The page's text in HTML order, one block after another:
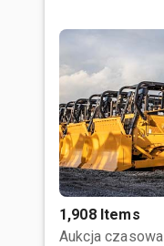
1,908 Items
Aukcja czasowa